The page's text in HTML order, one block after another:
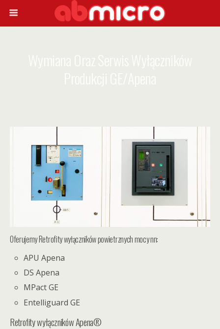
Oferujemy Retrofity wyłączników powietrznych mocy nn:
APU Apena
DS Apena
MPact GE
Entelliguard GE
Retrofity wyłączników Apena®